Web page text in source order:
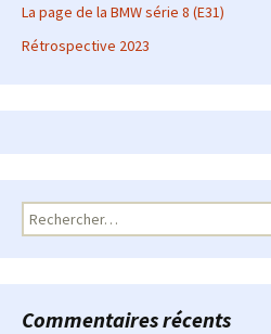
La page de la BMW série 8 (E31)
Rétrospective 2023
Rechercher :
Commentaires récents